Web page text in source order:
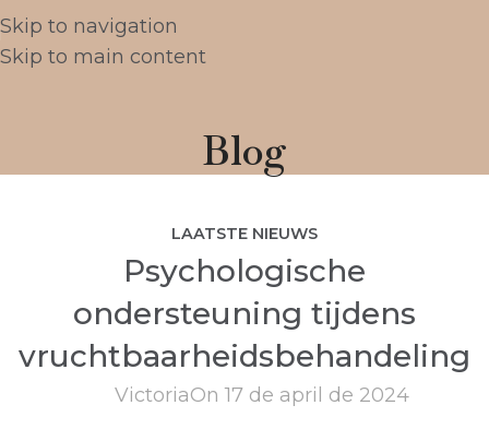
Skip to navigation
Skip to main content
Blog
LAATSTE NIEUWS
Psychologische
ondersteuning tijdens
vruchtbaarheidsbehandeling
VictoriaOn 17 de april de 2024